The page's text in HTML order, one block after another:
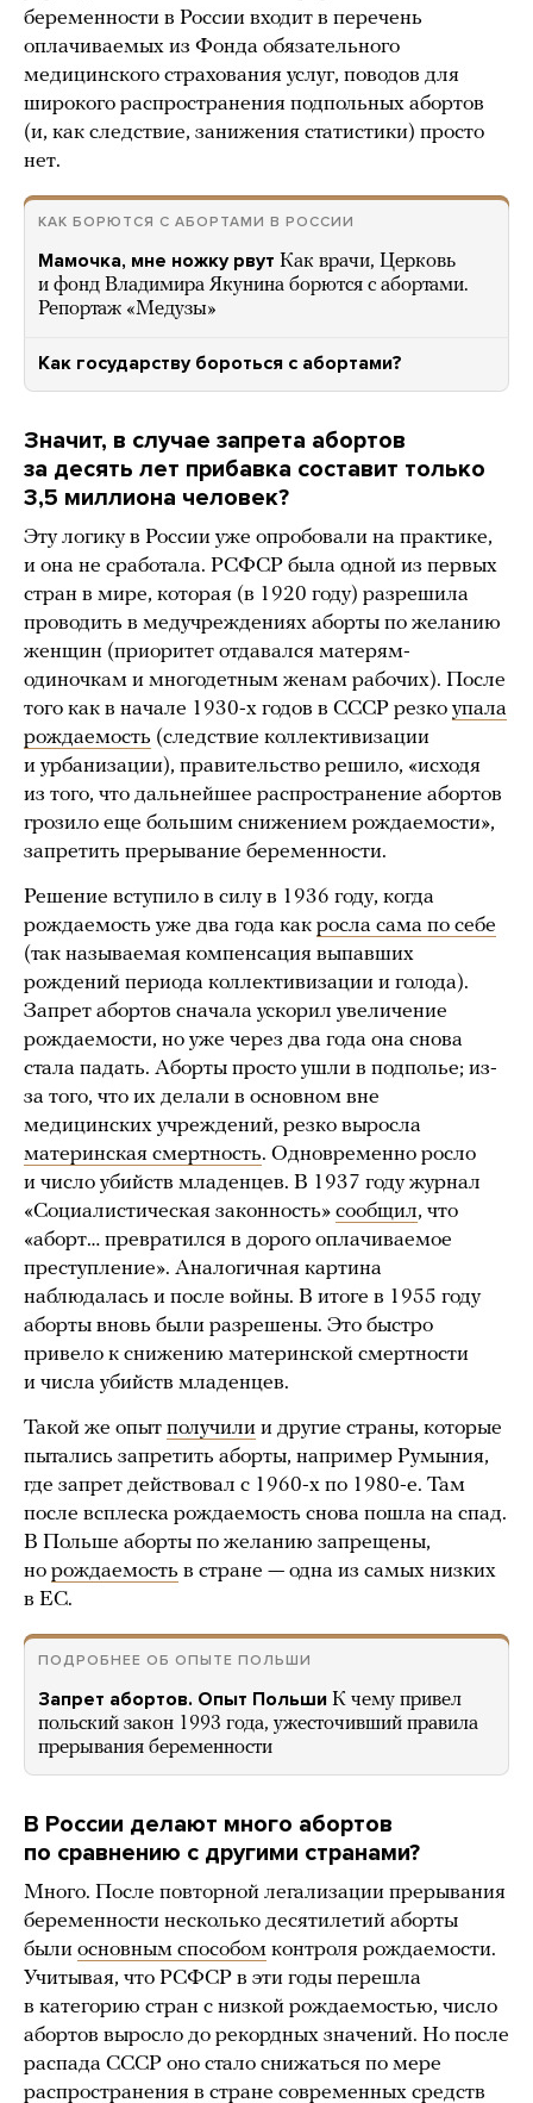
беременности в России входит в перечень
оплачиваемых из Фонда обязательного
медицинского страхования услуг, поводов для
широкого распространения подпольных абортов
(и, как следствие, занижения статистики) просто
нет.
КАК БОРЮТСЯ С АБОРТАМИ В РОССИИ
Мамочка, мне ножку рвут Как врачи, Церковь
и фонд Владимира Якунина борются с абортами.
Репортаж «Медузы»
Как государству бороться с абортами?
Значит, в случае запрета абортов
за десять лет прибавка составит только
3,5 миллиона человек?
Эту логику в России уже опробовали на практике,
и она не сработала. РСФСР была одной из первых
стран в мире, которая (в 1920 году) разрешила
проводить в медучреждениях аборты по желанию
женщин (приоритет отдавался матерям-
одиночкам и многодетным женам рабочих). После
того как в начале 1930-х годов в СССР резко упала
рождаемость (следствие коллективизации
и урбанизации), правительство решило, «исходя
из того, что дальнейшее распространение абортов
грозило еще большим снижением рождаемости»,
запретить прерывание беременности.
Решение вступило в силу в 1936 году, когда
рождаемость уже два года как росла сама по себе
(так называемая компенсация выпавших
рождений периода коллективизации и голода).
Запрет абортов сначала ускорил увеличение
рождаемости, но уже через два года она снова
стала падать. Аборты просто ушли в подполье; из-
за того, что их делали в основном вне
медицинских учреждений, резко выросла
материнская смертность. Одновременно росло
и число убийств младенцев. В 1937 году журнал
«Социалистическая законность» сообщил, что
«аборт… превратился в дорого оплачиваемое
преступление». Аналогичная картина
наблюдалась и после войны. В итоге в 1955 году
аборты вновь были разрешены. Это быстро
привело к снижению материнской смертности
и числа убийств младенцев.
Такой же опыт получили и другие страны, которые
пытались запретить аборты, например Румыния,
где запрет действовал с 1960-х по 1980-е. Там
после всплеска рождаемость снова пошла на спад.
В Польше аборты по желанию запрещены,
но рождаемость в стране — одна из самых низких
в ЕС.
ПОДРОБНЕЕ ОБ ОПЫТЕ ПОЛЬШИ
Запрет абортов. Опыт Польши К чему привел
польский закон 1993 года, ужесточивший правила
прерывания беременности
В России делают много абортов
по сравнению с другими странами?
Много. После повторной легализации прерывания
беременности несколько десятилетий аборты
были основным способом контроля рождаемости.
Учитывая, что РСФСР в эти годы перешла
в категорию стран с низкой рождаемостью, число
абортов выросло до рекордных значений. Но после
распада СССР оно стало снижаться по мере
распространения в стране современных средств